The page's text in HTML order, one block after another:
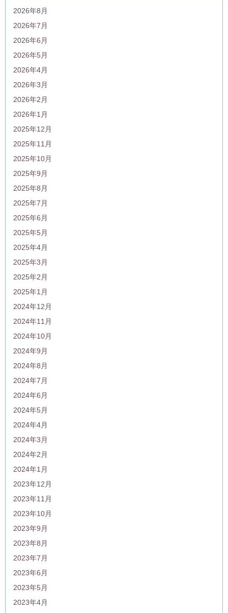
2026年8月
2026年7月
2026年6月
2026年5月
2026年4月
2026年3月
2026年2月
2026年1月
2025年12月
2025年11月
2025年10月
2025年9月
2025年8月
2025年7月
2025年6月
2025年5月
2025年4月
2025年3月
2025年2月
2025年1月
2024年12月
2024年11月
2024年10月
2024年9月
2024年8月
2024年7月
2024年6月
2024年5月
2024年4月
2024年3月
2024年2月
2024年1月
2023年12月
2023年11月
2023年10月
2023年9月
2023年8月
2023年7月
2023年6月
2023年5月
2023年4月